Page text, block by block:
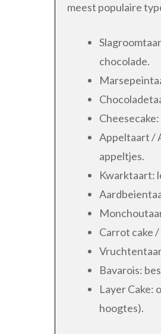
meest populaire
chocolade.
Appeltaart /
appeltjes.
Kwarktaart:
Carrot cake
Bavarois:
Layer Cake:
hoogtes).